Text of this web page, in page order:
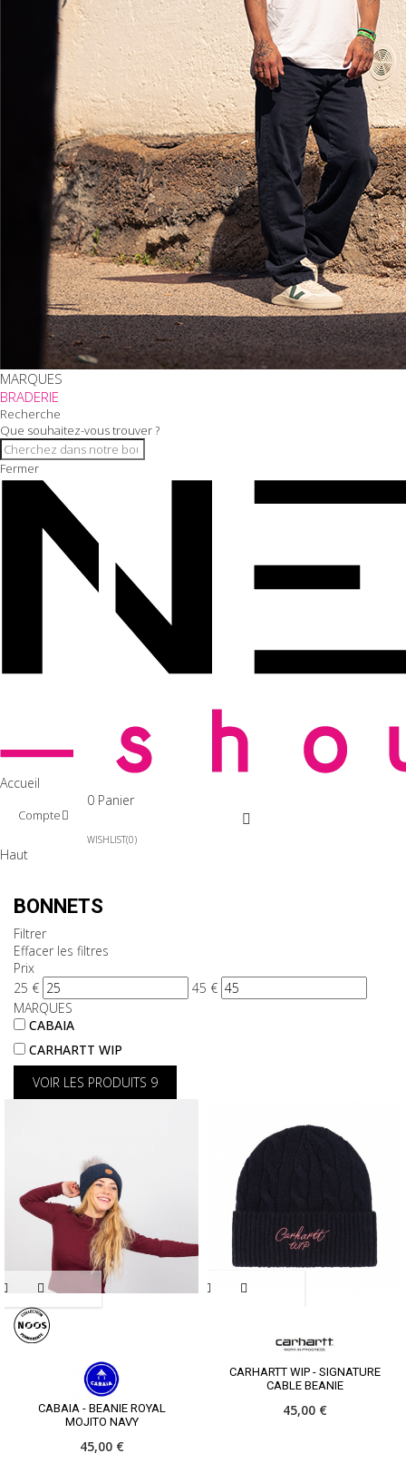
MARQUES
BRADERIE
Recherche
Que souhaitez-vous trouver ?
Fermer
Accueil
Compte
0 Panier
WISHLIST 0
Haut
BONNETS
Filtrer
Effacer les filtres
Prix
25 € 45 €
MARQUES
CABAIA
CARHARTT WIP
VOIR LES PRODUITS 9
CABAIA - BEANIE ROYAL
MOJITO NAVY
45,00 €
CARHARTT WIP - SIGNATURE
CABLE BEANIE
45,00 €